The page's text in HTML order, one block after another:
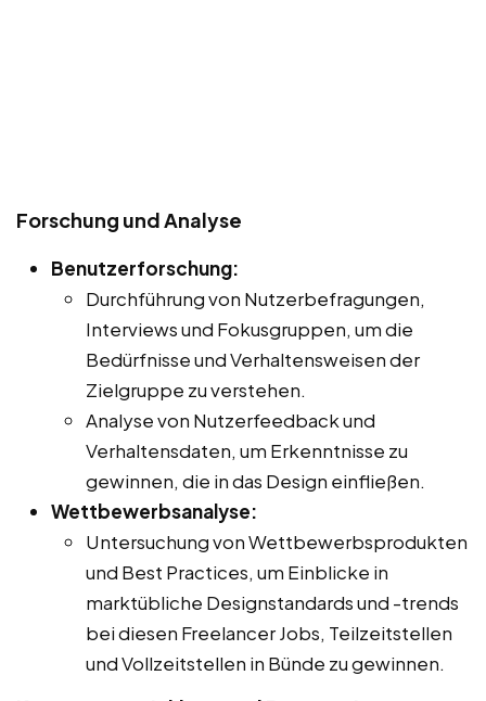
Forschung und Analyse
Benutzerforschung:
Durchführung von Nutzerbefragungen,
Interviews und Fokusgruppen, um die
Bedürfnisse und Verhaltensweisen der
Zielgruppe zu verstehen.
Analyse von Nutzerfeedback und
Verhaltensdaten, um Erkenntnisse zu
gewinnen, die in das Design einfließen.
Wettbewerbsanalyse:
Untersuchung von Wettbewerbsprodukten
und Best Practices, um Einblicke in
marktübliche Designstandards und -trends
bei diesen Freelancer Jobs, Teilzeitstellen
und Vollzeitstellen in Bünde zu gewinnen.